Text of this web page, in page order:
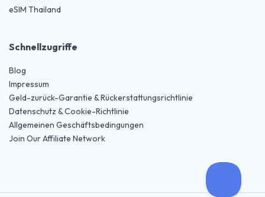
eSIM Thailand
Schnellzugriffe
Blog
Impressum
Geld-zurück-Garantie & Rückerstattungsrichtlinie
Datenschutz & Cookie-Richtlinie
Allgemeinen Geschäftsbedingungen
Join Our Affiliate Network